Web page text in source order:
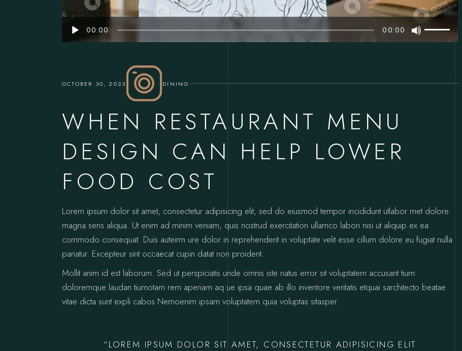
Audio
Player
00:00 00:00
OCTOBER 30, 2023 DINING
WHEN RESTAURANT MENU
DESIGN CAN HELP LOWER
FOOD COST
Lorem ipsum dolor sit amet, consectetur adipisicing elit, sed do eiusmod tempor incididunt utlabor met dolore
magna sens aliqua. Ut enim ad minim veniam, quis nostrud exercitation ullamco labori nisi ut aliquip ex ea
commodo consequat. Duis auteirm ure dolor in reprehenderit in voluptate velit esse cillum dolore eu fugiat nulla
pariatur. Excepteur sint occaecat cupin datat non proident.
Mollit anim id est laborum. Sed ut perspiciatis unde omnis iste natus error sit voluptatem accusant tium
doloremque laudan tiumotam rem aperiam aq ue ipsa quae ab illo inventore veritatis etquai sarchitecto beatae
vitae dicta sunt expli cabos Nemoenim ipsam voluptatem quia voluptas sitasper.
“LOREM IPSUM DOLOR SIT AMET, CONSECTETUR ADIPISICING ELIT